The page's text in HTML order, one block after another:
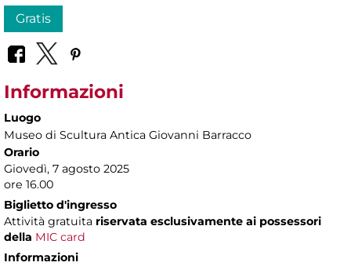
Gratis
Informazioni
Luogo
Museo di Scultura Antica Giovanni Barracco
Orario
Giovedì, 7 agosto 2025
ore 16.00
Biglietto d'ingresso
Attività gratuita riservata esclusivamente ai possessori
della MIC card
Informazioni